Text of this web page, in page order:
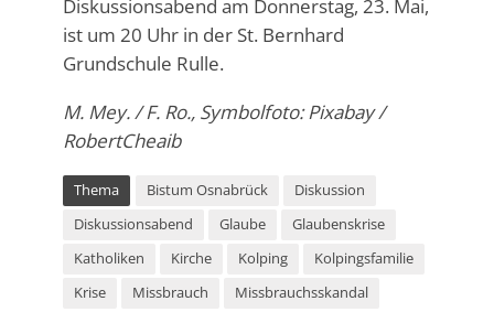
Diskussionsabend am Donnerstag, 23. Mai,
ist um 20 Uhr in der St. Bernhard
Grundschule Rulle.
M. Mey. / F. Ro., Symbolfoto: Pixabay /
RobertCheaib
Thema Bistum Osnabrück
Diskussion
Diskussionsabend
Glaube
Glaubenskrise
Katholiken
Kirche Kolping
Kolpingsfamilie
Krise
Missbrauch
Missbrauchsskandal